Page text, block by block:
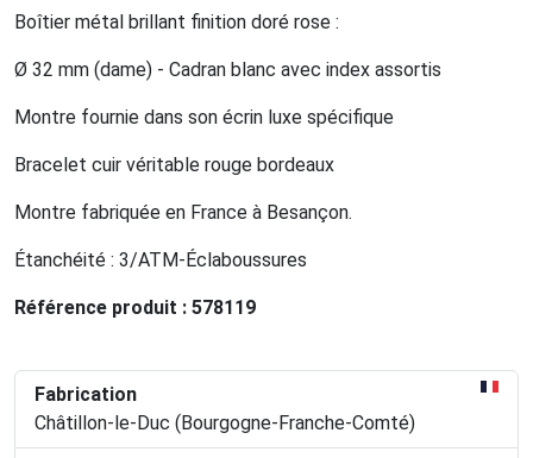
Boîtier métal brillant finition doré rose :
Ø 32 mm (dame) - Cadran blanc avec index assortis
Montre fournie dans son écrin luxe spécifique
Bracelet cuir véritable rouge bordeaux
Montre fabriquée en France à Besançon.
Étanchéité : 3/ATM-Éclaboussures
Référence produit : 578119
Fabrication
Châtillon-le-Duc (Bourgogne-Franche-Comté)